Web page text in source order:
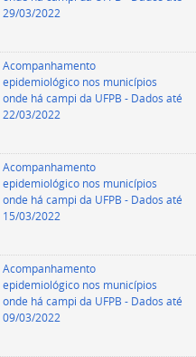
29/03/2022
Acompanhamento
epidemiológico nos municípios
onde há campi da UFPB - Dados até
22/03/2022
Acompanhamento
epidemiológico nos municípios
onde há campi da UFPB - Dados até
15/03/2022
Acompanhamento
epidemiológico nos municípios
onde há campi da UFPB - Dados até
09/03/2022